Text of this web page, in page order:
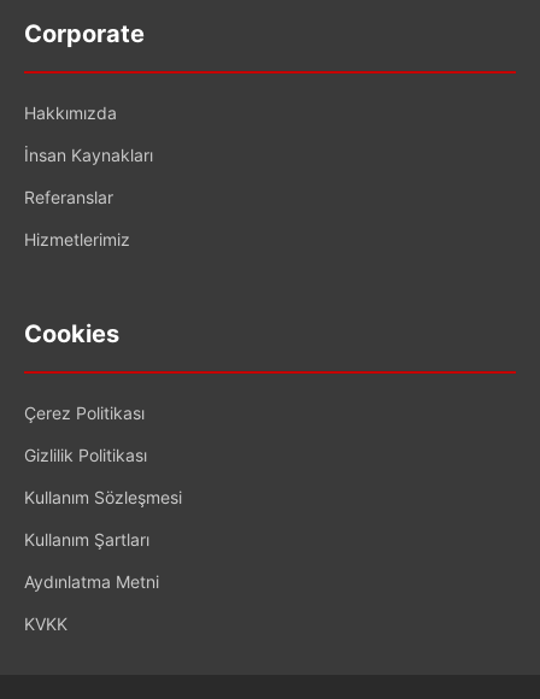
Corporate
Hakkımızda
İnsan Kaynakları
Referanslar
Hizmetlerimiz
Cookies
Çerez Politikası
Gizlilik Politikası
Kullanım Sözleşmesi
Kullanım Şartları
Aydınlatma Metni
KVKK